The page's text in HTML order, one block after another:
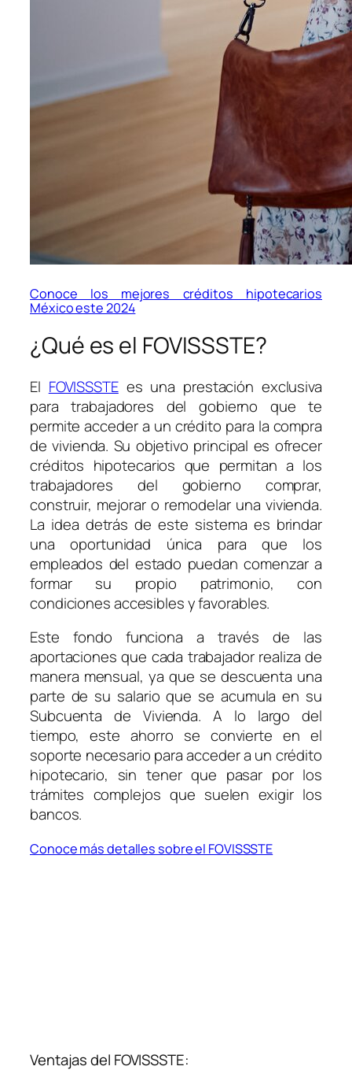
Conoce los mejores créditos hipotecarios
México este 2024
¿Qué es el FOVISSSTE?
El FOVISSSTEes una prestación exclusiva
para trabajadores del gobierno que te
permite acceder a un crédito para la compra
de vivienda. Su objetivo principal es ofrecer
créditos hipotecarios que permitan a los
trabajadores del gobierno comprar,
construir, mejorar o remodelar una vivienda.
La idea detrás de este sistema es brindar
una oportunidad única para que los
empleados del estado puedan comenzar a
formar su propio patrimonio, con
condiciones accesibles y favorables.
Este fondo funciona a través de las
aportaciones que cada trabajador realiza de
manera mensual, ya que se descuenta una
parte de su salario que se acumula en su
Subcuenta de Vivienda. A lo largo del
tiempo, este ahorro se convierte en el
soporte necesario para acceder a un crédito
hipotecario, sin tener que pasar por los
trámites complejos que suelen exigir los
bancos.
Conoce más detalles sobre el FOVISSSTE
Ventajas del FOVISSSTE: